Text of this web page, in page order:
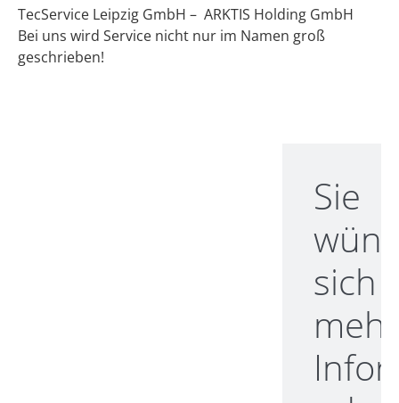
TecService Leipzig GmbH – ARKTIS Holding GmbH
Bei uns wird Service nicht nur im Namen groß
geschrieben!
Sie
sich
mehr